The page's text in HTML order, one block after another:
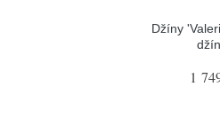
Džíny
1